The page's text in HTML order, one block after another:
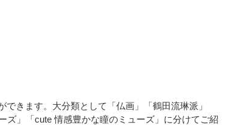
きます。大分類として「仏画」「鶴田流琳派」
ズ」「cute 情感豊かな瞳のミューズ」に分けてご紹